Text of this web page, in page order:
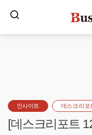
인사이트 데스크 리포
[데스크리포트